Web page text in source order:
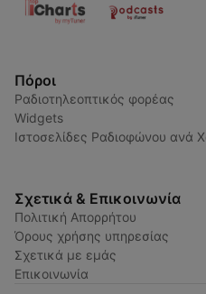
Πόροι
Ραδιοτηλεοπτικός φορέας
Widgets
Ιστοσελίδες Ραδιοφώνου ανά
Σχετικά & Επικοινωνία
Πολιτική Απορρήτου
Όρους χρήσης υπηρεσίας
Σχετικά με εμάς
Επικοινωνία